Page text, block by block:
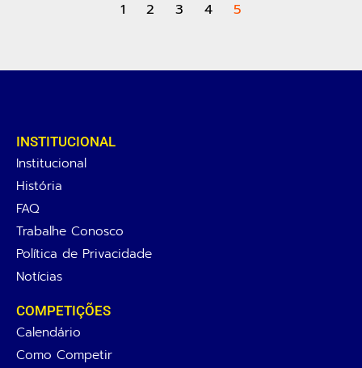
1 2 3 4 5
INSTITUCIONAL
Institucional
História
FAQ
Trabalhe Conosco
Política de Privacidade
Notícias
COMPETIÇÕES
Calendário
Como Competir